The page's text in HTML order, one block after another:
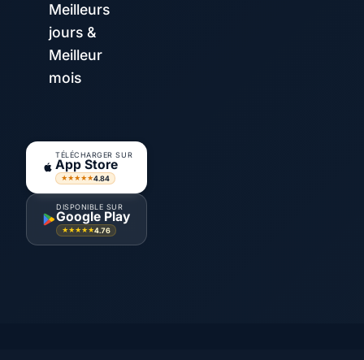
Meilleurs
jours &
Meilleur
mois
TÉLÉCHARGER SUR
App Store
★★★★★4.84
DISPONIBLE SUR
Google Play
★★★★★4.76